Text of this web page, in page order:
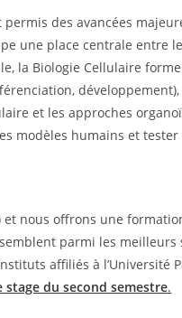
des avancées
une place centrale entre
Biologie Cellulaire
et les approches
modèles humains et
et nous offrons une
parmi les meilleurs
affiliés à l’Université
stage du second semestre.